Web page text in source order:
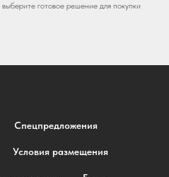
готовое решение для покупки
Спецпредложения
Условия размещения